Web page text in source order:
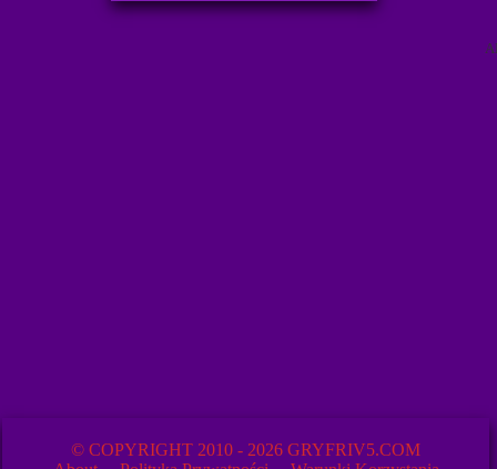
© COPYRIGHT 2010 - 2026 GRYFRIV5.COM